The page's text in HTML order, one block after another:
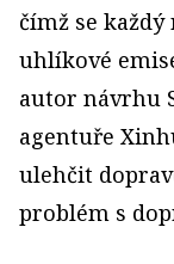
čímž se
uhlíkové
autor návrhu
agentuře
ulehčit
problém s